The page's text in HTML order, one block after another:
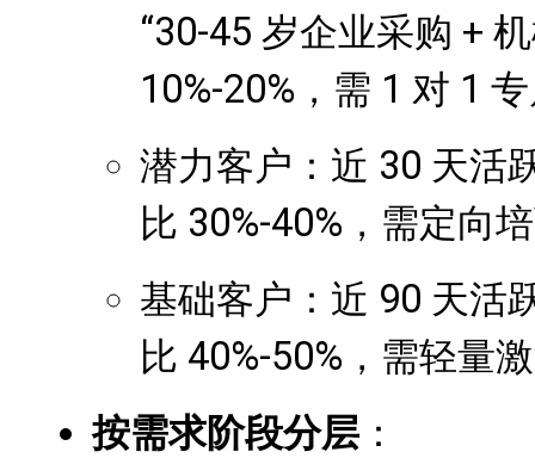
“30-45 岁企业采购 +
10%-20%，需 1 对 1
潜力客户：近 30 天活
比 30%-40%，需定向
基础客户：近 90 天活
比 40%-50%，需轻量
按需求阶段分层 ：